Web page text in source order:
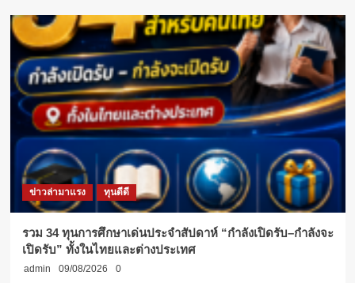
ข่าวล่ามาแรง ทุนดีดี
รวม 34 ทุนการศึกษาเด่นประจำสัปดาห์ “กำลังเปิดรับ–กำลังจะ
เปิดรับ” ทั้งในไทยและต่างประเทศ
admin 09/08/2026 0